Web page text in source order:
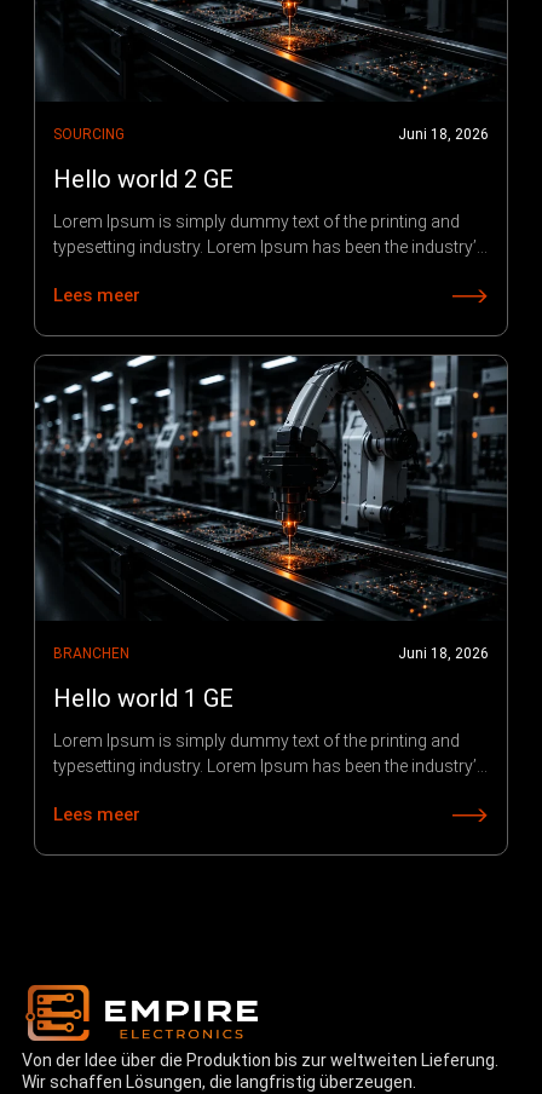
SOURCING Juni 18, 2026
Hello world 2 GE
Lorem Ipsum is simply dummy text of the printing and
typesetting industry. Lorem Ipsum has been the industry’s
Letraset and James
Lees meer
BRANCHEN Juni 18, 2026
Hello world 1 GE
Lorem Ipsum is simply dummy text of the printing and
typesetting industry. Lorem Ipsum has been the industry’s
Letraset and James
Lees meer
Von der Idee über die Produktion bis zur weltweiten Lieferung.
Wir schaffen Lösungen, die langfristig überzeugen.